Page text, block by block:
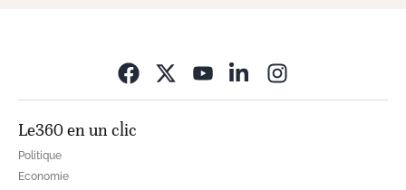
Le360 en un clic
Politique
Economie